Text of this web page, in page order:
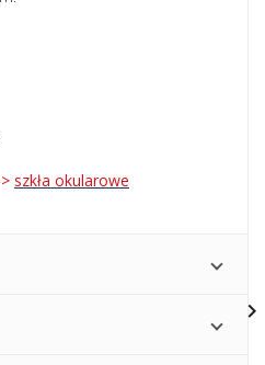
szkła okularowe
